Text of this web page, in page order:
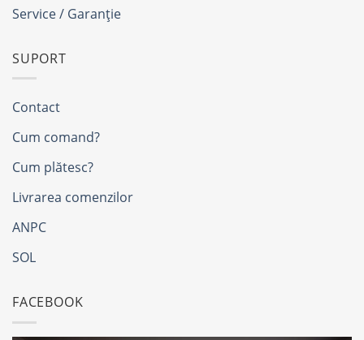
Service / Garanție
SUPORT
Contact
Cum comand?
Cum plătesc?
Livrarea comenzilor
ANPC
SOL
FACEBOOK